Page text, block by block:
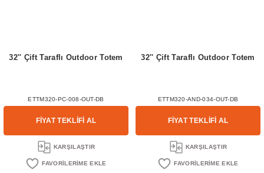
32'' Çift Taraflı Outdoor Totem
ETTM320-PC-008-OUT-DB
FİYAT TEKLİFİ AL
KARŞILAŞTIR
32'' Çift Taraflı Outdoor Totem
ETTM320-AND-034-OUT-DB
FİYAT TEKLİFİ AL
KARŞILAŞTIR